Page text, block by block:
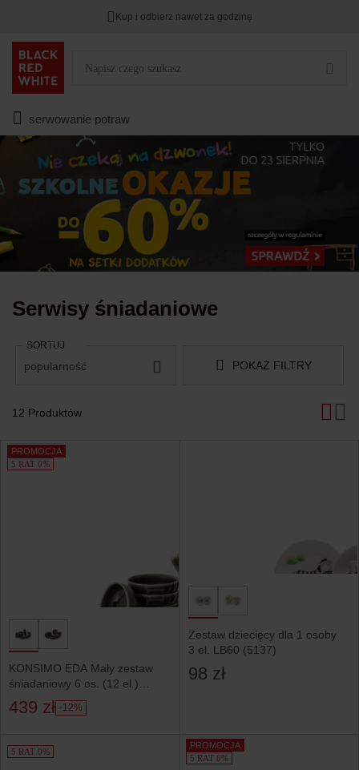
HITY DNIA przy zapisie na Newsletter.
Kup i odbierz nawet za godzinę
serwowanie potraw
Serwisy śniadaniowe
12 Produktów
POKAŻ FILTRY
SORTUJ
popularność
Produkty
PROMOCJA
5 RAT 0%
KONSIMO EDA Mały zestaw
śniadaniowy 6 os. (12 el.)
brązowy/szary/beżowy
439 zł -12%
Zestaw dziecięcy dla 1 osoby
3 el. LB60 (5137)
98 zł
5 RAT 0%
PROMOCJA
5 RAT 0%